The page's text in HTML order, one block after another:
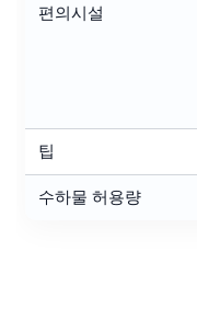
편의시설
팁
수하물 허용량